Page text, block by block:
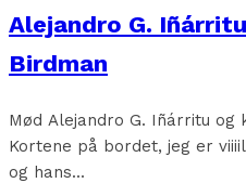
Alejandro G.
Birdman
Mød Alejandro G. Iñárritu og
Kortene på bordet, jeg er
og hans...